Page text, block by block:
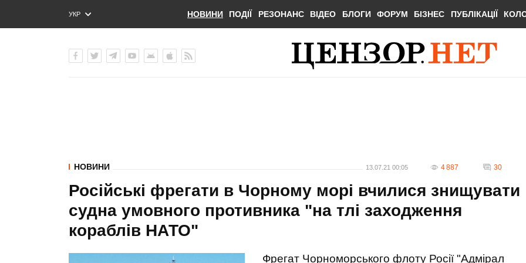
УКР
ENG
НОВИНИ ПОДІЇ РЕЗОНАНС ВІДЕО БЛОГИ ФОРУМ БІЗНЕС ПУБЛІКАЦІЇ
НОВИНИ 13.07.21 00:05 4 887 30
Російські фрегати в Чорному морі вчилися знищувати
судна умовного противника "на тлі заходження
кораблів НАТО"
Фрегат Чорноморського флоту Росії "Адмірал